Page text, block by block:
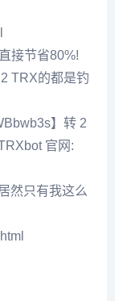
接节省80%!
TRX的都是钓
】转 2
官网:
然只有我这么